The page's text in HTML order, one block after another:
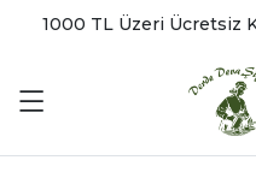
1000 TL Üzeri Ücretsiz